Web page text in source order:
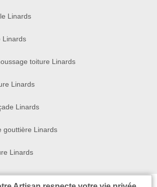
Linards
Linards
toiture Linards
Linards
Linards
gouttière Linards
Linards